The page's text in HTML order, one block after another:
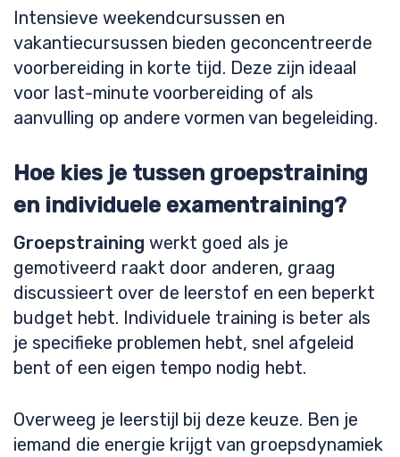
Intensieve weekendcursussen en
vakantiecursussen bieden geconcentreerde
voorbereiding in korte tijd. Deze zijn ideaal
voor last-minute voorbereiding of als
aanvulling op andere vormen van begeleiding.
Hoe kies je tussen groepstraining
en individuele examentraining?
Groepstraining werkt goed als je
gemotiveerd raakt door anderen, graag
discussieert over de leerstof en een beperkt
budget hebt. Individuele training is beter als
je specifieke problemen hebt, snel afgeleid
bent of een eigen tempo nodig hebt.
Overweeg je leerstijl bij deze keuze. Ben je
iemand die energie krijgt van groepsdynamiek